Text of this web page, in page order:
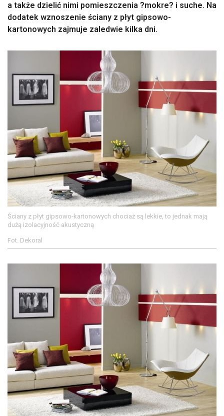
a także dzielić nimi pomieszczenia ?mokre? i suche. Na
dodatek wznoszenie ściany z płyt gipsowo-
kartonowych zajmuje zaledwie kilka dni.
Ściany z płyt gipsowo-kartonowych chociaż są lekkie, to jednak mają
dużą izolacyjność akustyczną
Fot. Dekoral